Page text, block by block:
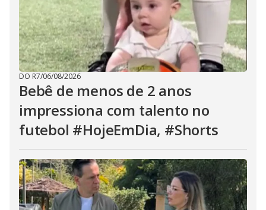
DO R7/06/08/2026
Bebê de menos de 2 anos
impressiona com talento no
futebol #HojeEmDia, #Shorts